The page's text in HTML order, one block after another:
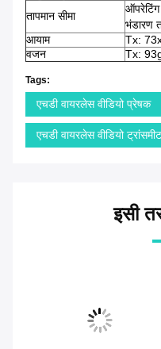
तापमान सीमा
भंडारण
आयाम
Tx:
वजन
Tx:
Tags:
एचडी वायरलेस वीडियो प्रेषक
एचडी वायरलेस वीडियो
इसी